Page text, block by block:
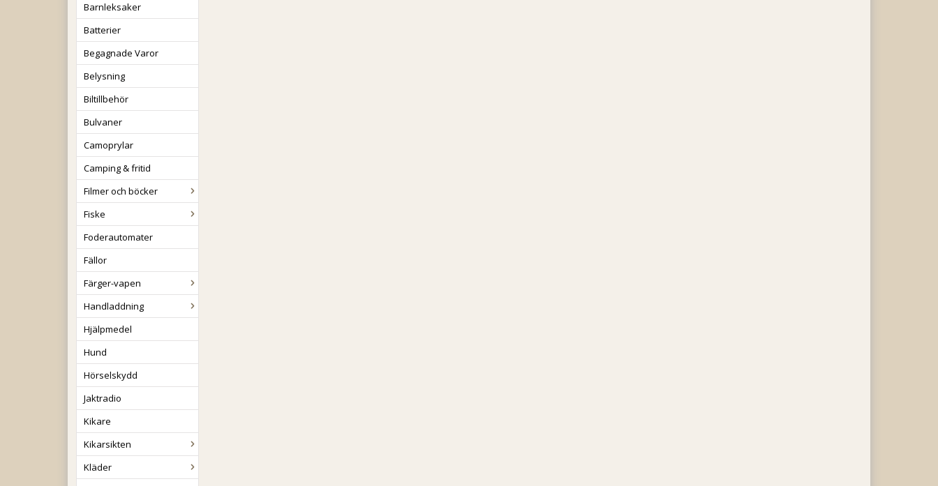
Barnleksaker
Batterier
Begagnade Varor
Belysning
Biltillbehör
Bulvaner
Camoprylar
Camping & fritid
Filmer och böcker
Fiske
Foderautomater
Fällor
Färger-vapen
Handladdning
Hjälpmedel
Hund
Hörselskydd
Jaktradio
Kikare
Kikarsikten
Kläder